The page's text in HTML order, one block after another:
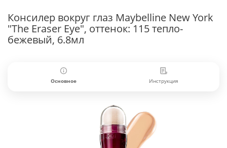
Консилер вокруг глаз Maybelline New York
"The Eraser Eye", оттенок: 115 тепло-
бежевый, 6.8мл
Основное Инструкция